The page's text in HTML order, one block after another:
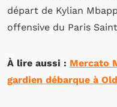
départ de Kylian
offensive du Paris
À lire aussi : Mercato
gardien débarque à